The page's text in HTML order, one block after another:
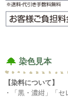
染色見本
【染料について】
・「黒・濃紺」「セ